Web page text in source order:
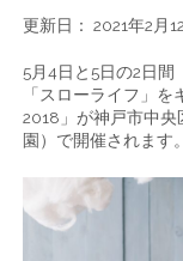
更新日： 2021年2月
5月4日と5日の2日間
「スローライフ」
2018」が神戸市中
園）で開催されます。